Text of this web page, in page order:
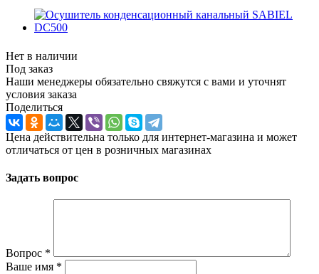
Нет в наличии
Под заказ
Наши менеджеры обязательно свяжутся с вами и уточнят
условия заказа
Поделиться
Цена действительна только для интернет-магазина и может
отличаться от цен в розничных магазинах
Задать вопрос
Вопрос *
Ваше имя *